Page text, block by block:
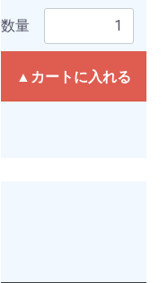
数量
▲カートに入れる